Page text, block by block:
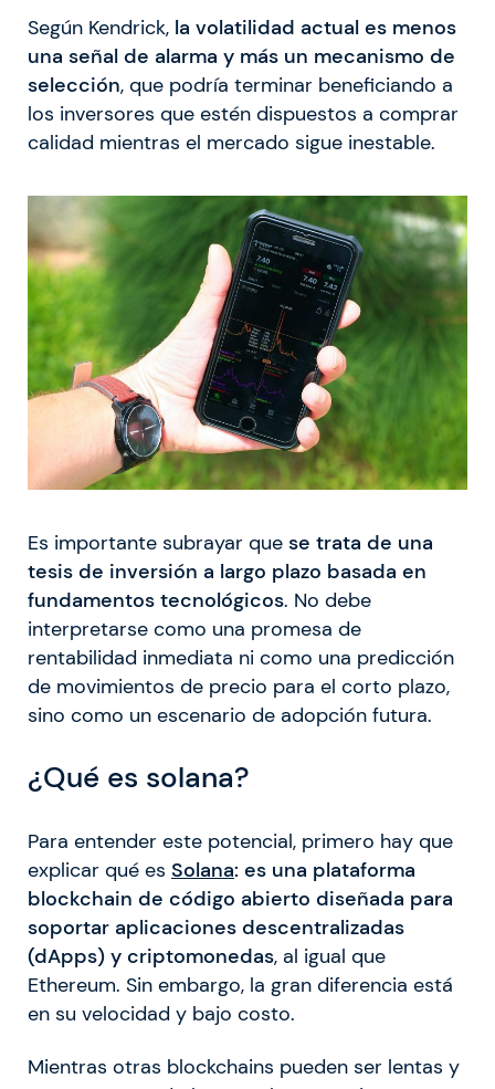
Según Kendrick, la volatilidad actual es menos
una señal de alarma y más un mecanismo de
selección, que podría terminar beneficiando a
los inversores que estén dispuestos a comprar
calidad mientras el mercado sigue inestable.
Es importante subrayar que se trata de una
tesis de inversión a largo plazo basada en
fundamentos tecnológicos. No debe
interpretarse como una promesa de
rentabilidad inmediata ni como una predicción
de movimientos de precio para el corto plazo,
sino como un escenario de adopción futura.
¿Qué es solana?
Para entender este potencial, primero hay que
explicar qué es Solana: es una plataforma
blockchain de código abierto diseñada para
soportar aplicaciones descentralizadas
(dApps) y criptomonedas, al igual que
Ethereum. Sin embargo, la gran diferencia está
en su velocidad y bajo costo.
Mientras otras blockchains pueden ser lentas y